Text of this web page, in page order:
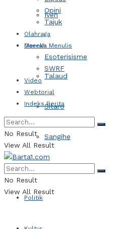
Iven
Daerah
Talaud
Sitaro
Sangihe
Politik
Opini
Tajuk
Olahraga
Mereka Menulis
Esoterisisme
SWRF
Video
Webtorial
Indeks Berita
No Result
View All Result
No Result
View All Result